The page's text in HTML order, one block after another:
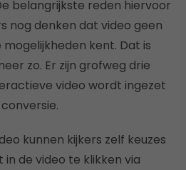
belangrijkste reden hiervoor
nog denken dat video geen
kent. Dat is
zo. Er zijn grofweg drie
video wordt ingezet
kunnen kijkers zelf keuzes
de video te klikken via